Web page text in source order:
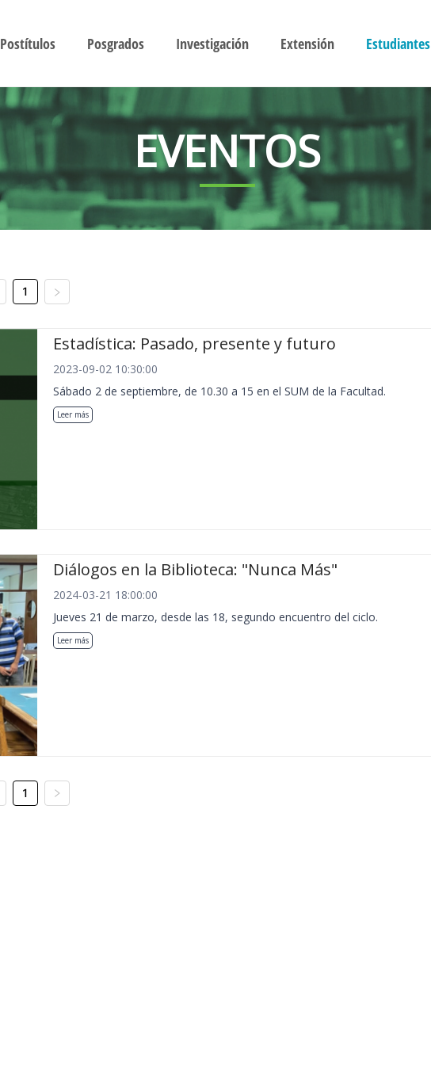
Postítulos Posgrados Investigación Extensión Estudiantes
EVENTOS
1
Estadística: Pasado, presente y futuro
2023-09-02 10:30:00
Sábado 2 de septiembre, de 10.30 a 15 en el SUM de la Facultad.
Leer más
Diálogos en la Biblioteca: "Nunca Más"
2024-03-21 18:00:00
Jueves 21 de marzo, desde las 18, segundo encuentro del ciclo.
Leer más
1